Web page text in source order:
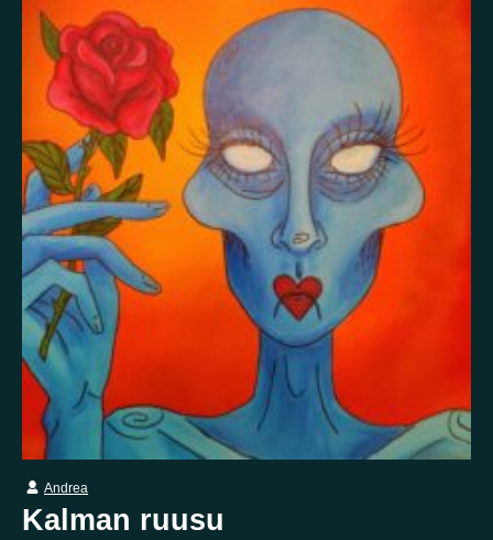
Itsetuhoisuus
Jännitys
Kaipaus
Kaksisuuntainen mielialahäiriö
Kiitollisuus
Kuolema
Luonto
Luottamus
Mania Masennus
Mindfulness
Muisto
Oikeudenmukaisuus Onni
Paha olo
Pakko-oireinen häiriö
Pelko
Persoonallisuushäiriö
Psykoosi
Rakkaus
Rauhallisuus
Rauhattomuus
Riippuvuus
Rohkeus
Seksuaalisuus Skitsofrenia
Stressi
Suojelusenkeli
Suru
Syömishäiriö
Syyllisyys
Tulevaisuus
Turvallisuus
Unettomuus Uni
Uupumus
Vääryys
Vainoharhaisuus Valemuisto
Vapaus
Veistos
Andrea
Kalman ruusu